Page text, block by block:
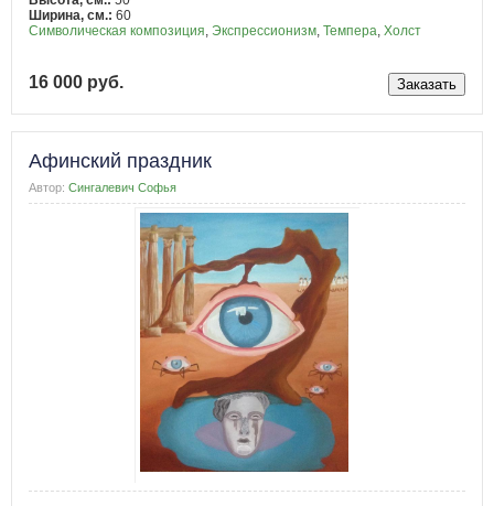
Ширина, см.: 60
Символическая композиция Экспрессионизм Темпера Холст
16 000 руб.
Афинский праздник
Автор: Сингалевич Софья